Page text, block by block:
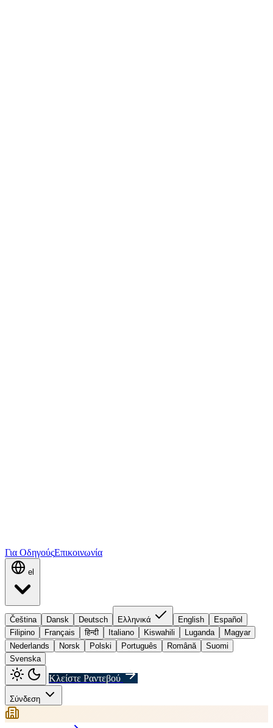
Για ΟδηγούςΕπικοινωνία
el
Čeština Dansk Deutsch Ελληνικά English
Español
Filipino
Français हिन्दी Italiano Kiswahili Luganda
Magyar
Nederlands
Norsk Polski Português Română
Suomi
Svenska
Κλείστε Ραντεβού
Σύνδεση